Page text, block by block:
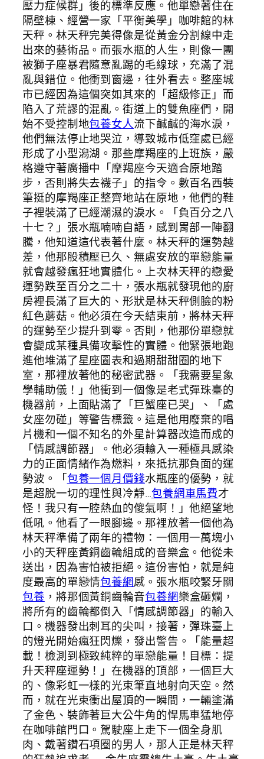
壓力症候群」後的標準反應。他單戀著住在
隔壁棟、經營一家「平衡美學」咖啡館的林
天秤。林天秤完美得像是從黃金分割線中走
出來的藝術品。而張水瓶的人生，則像一團
被獅子座暴君隨意亂踢的毛線球，充滿了混
亂與錯位。他衝到窗邊，往外看去。整座城
市已經因為這個突如其來的「超級修正」而
陷入了荒謬的混亂。街道上的雙魚座們，開
始不受控制地包養女人流下鹹鹹的海水淚，
他們無法停止地哭泣，導致城市低窪處已經
形成了小型潟湖。那些摩羯座的上班族，嚴
格遵守著廣播中「摩羯座今天適合原地踏
步，否則將失去襪子」的指令。數百名西裝
筆挺的摩羯座正整齊地站在原地，他們的鞋
子裡裝滿了已經潮濕的淚水。「負百分之八
十七？」張水瓶喃喃自語，感到胃部一陣翻
騰，他知道這代表著什麼。林天秤的運勢越
差，他那股積壓已久、無處安放的單戀能量
就會越發瘋狂地實體化。上次林天秤的戀愛
運勢跌至百分之二十，張水瓶就發現他的廚
房裡長滿了巨大的、形狀是林天秤側臉的粉
紅色蘑菇。他必須在今天結束前，將林天秤
的運勢至少提升到零。否則，他那份單戀就
會變成某種具備攻擊性的實體。他緊張地跑
進他堆滿了星座圖表和過期甜甜圈的地下
室，那裡放著他的秘密武器。「我需要星象
學輔助儀！」他衝到一個像是老式彈珠臺的
機器前，上面貼滿了「巨蟹座已哭」、「處
女座勿碰」等警告標籤。這是他用廢棄的唱
片機和一個不知名的外星計算器改造而成的
「情感調節器」。他必須輸入一種極具感染
力的正面情緒作為燃料，來抵抗那負面的運
勢波。「包養一個月價錢水瓶座的優勢，就
是超脫一切的理性與冷靜…包養網車馬費才
怪！我只有一腔熱血的傻氣啊！」他絕望地
低吼。他看了一眼腳邊。那裡放著一個他為
林天秤準備了兩年的禮物：一個用一萬塊小
小的天秤座黃銅齒輪組成的音樂盒。他從未
送出，因為害怕被拒絕。這份害怕，就是純
度最高的單戀情包養網感。張水瓶咬緊牙關
包養 ，將那個黃銅齒輪音包養網樂盒砸爛，
將所有的齒輪都倒入「情感調節器」的輸入
口。機器發出刺耳的尖叫，接著，彈珠臺上
的燈光開始瘋狂閃爍，發出警告。「能量超
載！檢測到極致純粹的單戀能量！目標：提
升天秤座運勢！」在機器的頂部，一個巨大
的、像彩虹一樣的光束筆直地射向天空。然
而，就在光束衝出屋頂的一瞬間，一輛塗滿
了金色、裝飾著巨大公牛角的悍馬車猛地停
在咖啡館門口。駕駛座上走下一個全身肌
肉、戴著鑽石項圈的男人，那人正是林天秤